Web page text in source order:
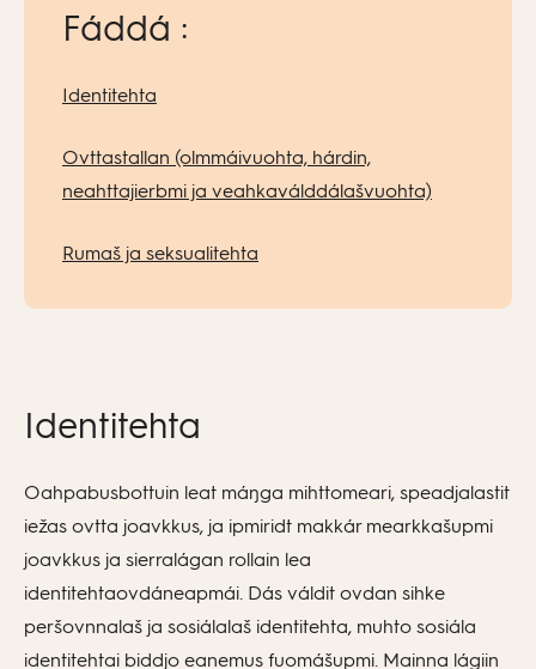
Fáddá :
Identitehta
Ovttastallan (olmmáivuohta, hárdin,
neahttajierbmi ja veahkaválddálašvuohta)
Rumaš ja seksualitehta
Identitehta
Oahpabusbottuin leat máŋga mihttomeari, speadjalastit
iežas ovtta joavkkus, ja ipmiridt makkár mearkkašupmi
joavkkus ja sierralágan rollain lea
identitehtaovdáneapmái. Dás váldit ovdan sihke
peršovnnalaš ja sosiálalaš identitehta, muhto sosiála
identitehtai biddjo eanemus fuomášupmi. Mainna lágiin